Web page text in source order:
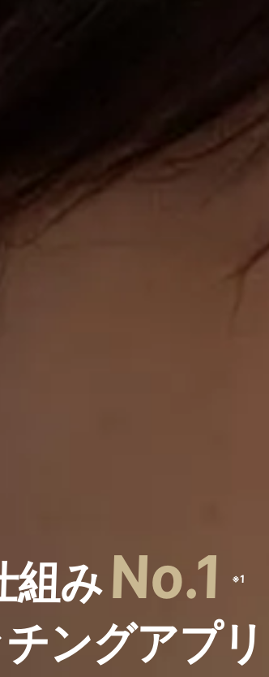
組みNo.1 ※1
ングアプリ